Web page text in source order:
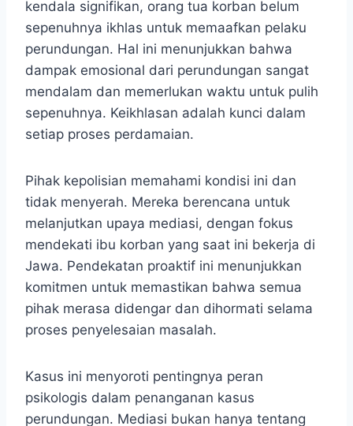
kendala signifikan, orang tua korban belum
sepenuhnya ikhlas untuk memaafkan pelaku
perundungan. Hal ini menunjukkan bahwa
dampak emosional dari perundungan sangat
mendalam dan memerlukan waktu untuk pulih
sepenuhnya. Keikhlasan adalah kunci dalam
setiap proses perdamaian.
Pihak kepolisian memahami kondisi ini dan
tidak menyerah. Mereka berencana untuk
melanjutkan upaya mediasi, dengan fokus
mendekati ibu korban yang saat ini bekerja di
Jawa. Pendekatan proaktif ini menunjukkan
komitmen untuk memastikan bahwa semua
pihak merasa didengar dan dihormati selama
proses penyelesaian masalah.
Kasus ini menyoroti pentingnya peran
psikologis dalam penanganan kasus
perundungan. Mediasi bukan hanya tentang